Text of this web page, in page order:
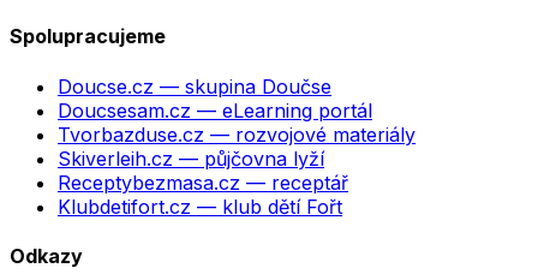
Spolupracujeme
Doucse.cz — skupina Doučse
Doucsesam.cz — eLearning portál
Tvorbazduse.cz — rozvojové materiály
Skiverleih.cz — půjčovna lyží
Receptybezmasa.cz — receptář
Klubdetifort.cz — klub dětí Fořt
Odkazy